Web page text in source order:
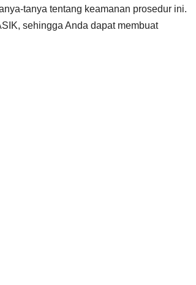
tanya tentang keamanan prosedur ini.
sehingga Anda dapat membuat